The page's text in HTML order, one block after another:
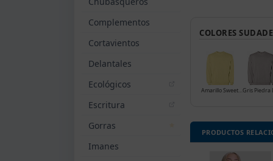
Complementos
Cortavientos
Delantales
Ecológicos
Escritura
Gorras
Imanes
COLORES
PRODUCTOS